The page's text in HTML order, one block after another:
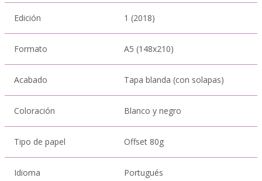
Edición 1 (2018)
Formato A5 (148x210)
Acabado Tapa blanda (con solapas)
Coloración Blanco y negro
Tipo de papel Offset 80g
Idioma Portugués